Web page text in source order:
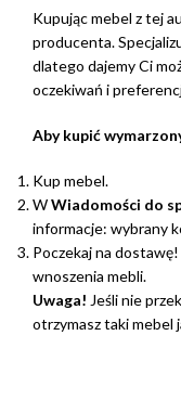
Kupując mebel z tej
producenta.
dlatego dajemy Ci
oczekiwań i
Aby kupić
Kup mebel.
WWiadomości do
informacje: wybrany
Poczekaj na
wnoszenia mebli.
Uwaga! Jeśli nie
otrzymasz taki mebel